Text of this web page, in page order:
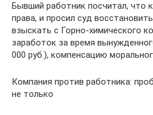
Бывший работник посчитал, что
права, и просил суд
взыскать с Горно-химического
заработок за время
000 руб.), компенсацию
Компания против работника:
не только